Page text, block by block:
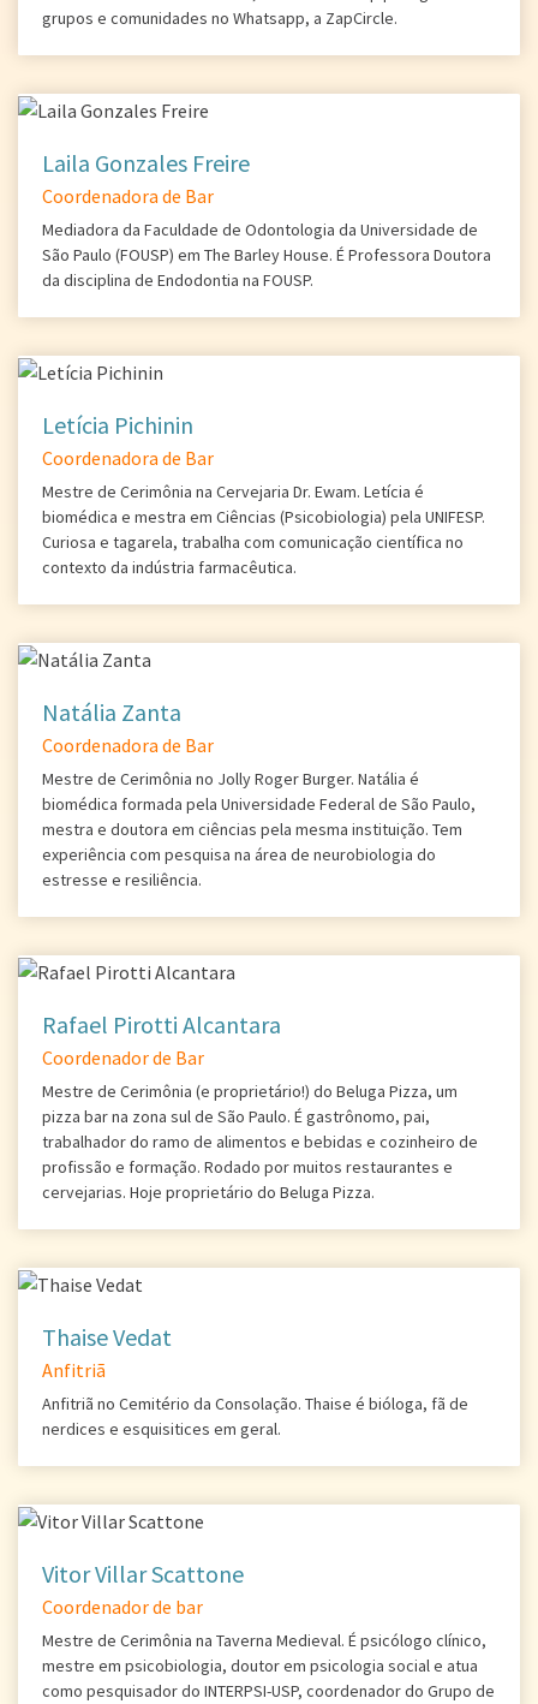
grupos e comunidades no Whatsapp, a ZapCircle.
Laila Gonzales Freire
Coordenadora de Bar
Mediadora da Faculdade de Odontologia da Universidade de
São Paulo (FOUSP) em The Barley House. É Professora Doutora
da disciplina de Endodontia na FOUSP.
Letícia Pichinin
Coordenadora de Bar
Mestre de Cerimônia na Cervejaria Dr. Ewam. Letícia é
biomédica e mestra em Ciências (Psicobiologia) pela UNIFESP.
Curiosa e tagarela, trabalha com comunicação científica no
contexto da indústria farmacêutica.
Natália Zanta
Coordenadora de Bar
Mestre de Cerimônia no Jolly Roger Burger. Natália é
biomédica formada pela Universidade Federal de São Paulo,
mestra e doutora em ciências pela mesma instituição. Tem
experiência com pesquisa na área de neurobiologia do
estresse e resiliência.
Rafael Pirotti Alcantara
Coordenador de Bar
Mestre de Cerimônia (e proprietário!) do Beluga Pizza, um
pizza bar na zona sul de São Paulo. É gastrônomo, pai,
trabalhador do ramo de alimentos e bebidas e cozinheiro de
profissão e formação. Rodado por muitos restaurantes e
cervejarias. Hoje proprietário do Beluga Pizza.
Thaise Vedat
Anfitriã
Anfitriã no Cemitério da Consolação. Thaise é bióloga, fã de
nerdices e esquisitices em geral.
Vitor Villar Scattone
Coordenador de bar
Mestre de Cerimônia na Taverna Medieval. É psicólogo clínico,
mestre em psicobiologia, doutor em psicologia social e atua
como pesquisador do INTERPSI-USP, coordenador do Grupo de